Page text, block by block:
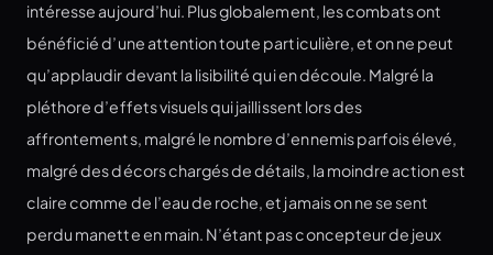
intéresse aujourd’hui. Plus globalement, les combats ont
bénéficié d’une attention toute particulière, et on ne peut
qu’applaudir devant la lisibilité qui en découle. Malgré la
pléthore d’effets visuels qui jaillissent lors des
affrontements, malgré le nombre d’ennemis parfois élevé,
malgré des décors chargés de détails, la moindre action est
claire comme de l’eau de roche, et jamais on ne se sent
perdu manette en main. N’étant pas concepteur de jeux